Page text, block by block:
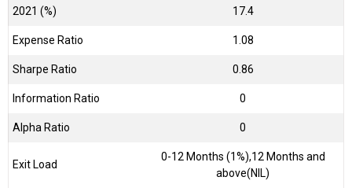
2021 (%) 17.4
Expense Ratio 1.08
Sharpe Ratio 0.86
Information Ratio 0
Alpha Ratio 0
Exit Load
0-12 Months (1%),12 Months and
above(NIL)